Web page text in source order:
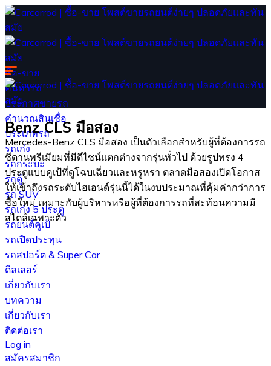
ซื้อ-ขาย
ค้นหารถ
ประกาศขายรถ
คำนวณสินเชื่อ
ประเภทรถ
รถเก๋ง
รถกระบะ
รถตู้
รถ SUV
รถเก๋ง 5 ประตู
รถยนต์คูเป้
รถเปิดประทุน
รถสปอร์ต & Super Car
ดีลเลอร์
เกี่ยวกับเรา
บทความ
เกี่ยวกับเรา
ติดต่อเรา
Log in
สมัครสมาชิก
Benz CLS มือสอง
Mercedes-Benz CLS มือสอง เป็นตัวเลือกสำหรับผู้ที่ต้องการรถ
ซีดานพรีเมียมที่มีดีไซน์แตกต่างจากรุ่นทั่วไป ด้วยรูปทรง 4
ประตูแบบคูเป้ที่ดูโฉบเฉี่ยวและหรูหรา ตลาดมือสองเปิดโอกาส
ให้เข้าถึงรถระดับไฮเอนด์รุ่นนี้ได้ในงบประมาณที่คุ้มค่ากว่าการ
ซื้อใหม่ เหมาะกับผู้บริหารหรือผู้ที่ต้องการรถที่สะท้อนความมี
สไตล์เฉพาะตัว